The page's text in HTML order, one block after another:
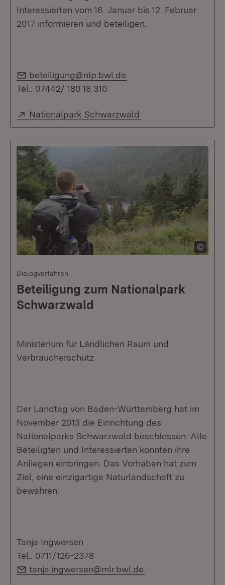
Interessierten vom 16. Januar bis 12. Februar
2017 informieren und beteiligen.
E-Mail:
beteiligung@nlp.bwl.de
Tel.: 07442/ 180 18 310
Extern:
Nationalpark Schwarzwald
Dialogverfahren
Beteiligung zum Nationalpark
Schwarzwald
Ministerium für Ländlichen Raum und
Verbraucherschutz
Der Landtag von Baden-Württemberg hat im
November 2013 die Einrichtung des
Nationalparks Schwarzwald beschlossen. Alle
Beteiligten und Interessierten konnten ihre
Anliegen einbringen. Das Vorhaben hat zum
Ziel, eine einzigartige Naturlandschaft zu
bewahren.
Tanja Ingwersen
Tel.: 0711/126-2378
E-Mail:
tanja.ingwersen@mlr.bwl.de